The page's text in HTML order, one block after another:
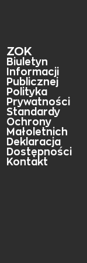
ZOK
Biuletyn
Informacji
Publicznej
Polityka
Prywatności
Standardy
Ochrony
Małoletnich
Deklaracja
Dostępności
Kontakt